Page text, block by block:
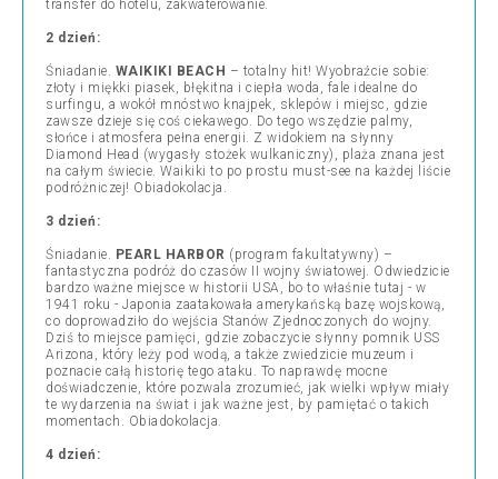
transfer do hotelu, zakwaterowanie.
2 dzień:
Śniadanie. WAIKIKI BEACH – totalny hit! Wyobraźcie sobie:
złoty i miękki piasek, błękitna i ciepła woda, fale idealne do
surfingu, a wokół mnóstwo knajpek, sklepów i miejsc, gdzie
zawsze dzieje się coś ciekawego. Do tego wszędzie palmy,
słońce i atmosfera pełna energii. Z widokiem na słynny
Diamond Head (wygasły stożek wulkaniczny), plaża znana jest
na całym świecie. Waikiki to po prostu must-see na każdej liście
podróżniczej! Obiadokolacja.
3 dzień:
Śniadanie. PEARL HARBOR (program fakultatywny) –
fantastyczna podróż do czasów II wojny światowej. Odwiedzicie
bardzo ważne miejsce w historii USA, bo to właśnie tutaj - w
1941 roku - Japonia zaatakowała amerykańską bazę wojskową,
co doprowadziło do wejścia Stanów Zjednoczonych do wojny.
Dziś to miejsce pamięci, gdzie zobaczycie słynny pomnik USS
Arizona, który leży pod wodą, a także zwiedzicie muzeum i
poznacie całą historię tego ataku. To naprawdę mocne
doświadczenie, które pozwala zrozumieć, jak wielki wpływ miały
te wydarzenia na świat i jak ważne jest, by pamiętać o takich
momentach. Obiadokolacja.
4 dzień: